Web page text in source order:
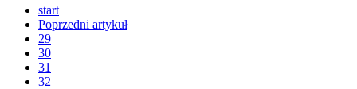
start
Poprzedni artykuł
29
30
31
32